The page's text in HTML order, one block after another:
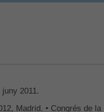
2011.
Madrid. • Congrés de